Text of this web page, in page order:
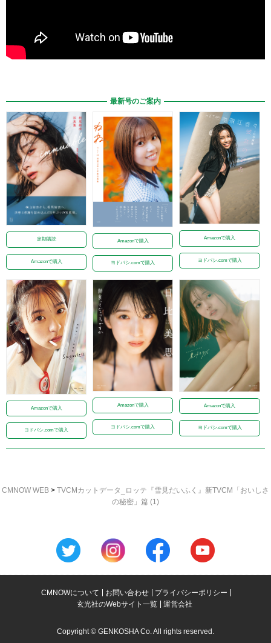
最新号のご案内
定期購読
Amazonで購入
Amazonで購入
ヨドバシ.comで購入
Amazonで購入
ヨドバシ.comで購入
Amazonで購入
ヨドバシ.comで購入
Amazonで購入
ヨドバシ.comで購入
Amazonで購入
ヨドバシ.comで購入
CMNOW WEB > TVCMカットデータ_ロッテ『雪見だいふく』新TVCM「おいしさ
の秘密」篇 (1)
CMNOWについて お問い合わせ
プライバシーポリシー
玄光社のWebサイト一覧
運営会社
Copyright © GENKOSHA Co. All rights reserved.